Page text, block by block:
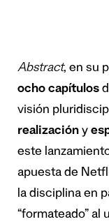
Abstract, en su
ocho capítulos
visión
realización y
este
apuesta de
la disciplina en
“formateado” al